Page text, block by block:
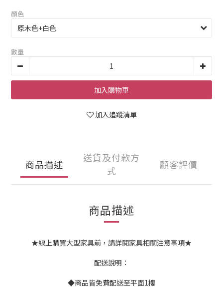
顏色
數量
加入購物車
加入追蹤清單
商品描述
送貨及付款方
式
顧客評價
商品描述
★線上購買大型家具前，請詳閱家具相關注意事項★
配送說明：
◆商品皆免費配送至平面1樓